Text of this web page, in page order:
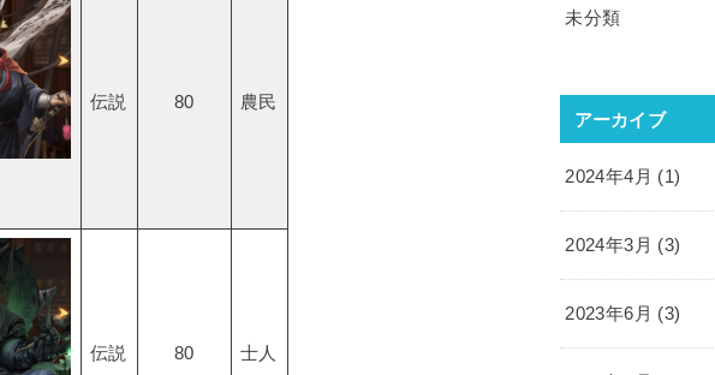
伝説 80 農民
伝説 80 士人
未分類
アーカイブ
2024年4月 (1)
2024年3月 (3)
2023年6月 (3)